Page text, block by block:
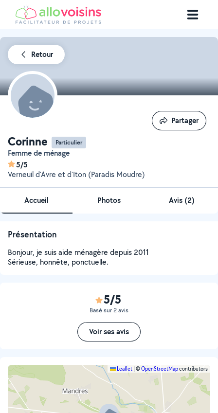
Retour
Corinne Particulier
Femme de ménage
5/5
Verneuil d'Avre et d'Iton (Paradis Moudre)
Partager
Partager
Accueil Photos Avis (2)
Présentation
Bonjour, je suis aide ménagère depuis 2011
Sérieuse, honnête, ponctuelle.
5/5
Basé sur 2 avis
Voir ses avis
Leaflet ©OpenStreetMapcontributors